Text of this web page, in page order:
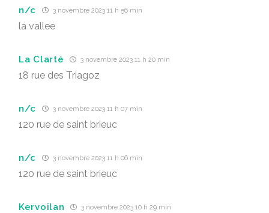
n/c 3 novembre 2023 11 h 56 min
la vallee
La Clarté 3 novembre 2023 11 h 20 min
18 rue des Triagoz
n/c 3 novembre 2023 11 h 07 min
120 rue de saint brieuc
n/c 3 novembre 2023 11 h 06 min
120 rue de saint brieuc
Kervoilan 3 novembre 2023 10 h 29 min